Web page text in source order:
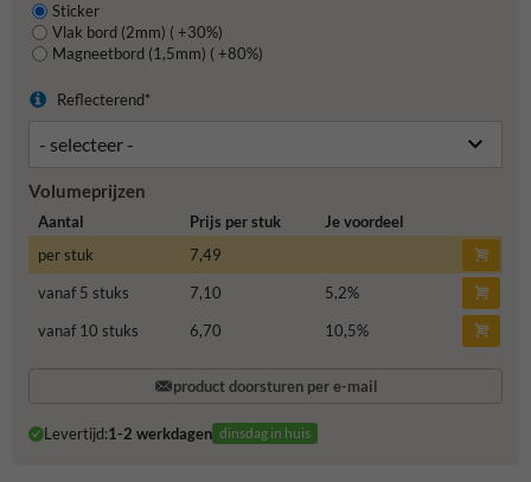
Sticker
Vlak bord (2mm) ( +30%)
Magneetbord (1,5mm) ( +80%)
Reflecterend*
Volumeprijzen
Aantal Prijs per stuk
Je voordeel
per stuk
7,49
vanaf 5 stuks
7,10 5,2%
vanaf 10 stuks
6,70 10,5%
product doorsturen per e-mail
Levertijd:1-2 werkdagen dinsdag in huis